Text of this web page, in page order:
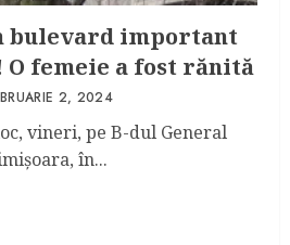
bulevard important
femeie a fost rănită
2, 2024
vineri, pe B-dul General
în...